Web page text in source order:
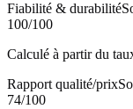
Fiabilité & durabilité
100/100
Calculé à partir du
Rapport qualité/prix
74/100